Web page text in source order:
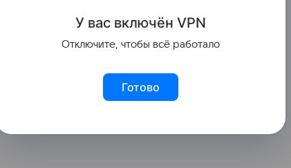
стоматолог-хирург, пытается
Жорин, который будет представлять
У вас включён VPN
Отключите, чтобы всё работало
Готово